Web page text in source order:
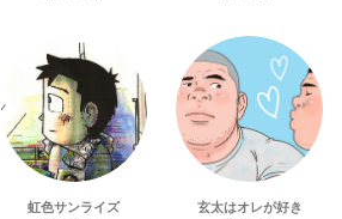
虹色サンライズ 玄太はオレが好き